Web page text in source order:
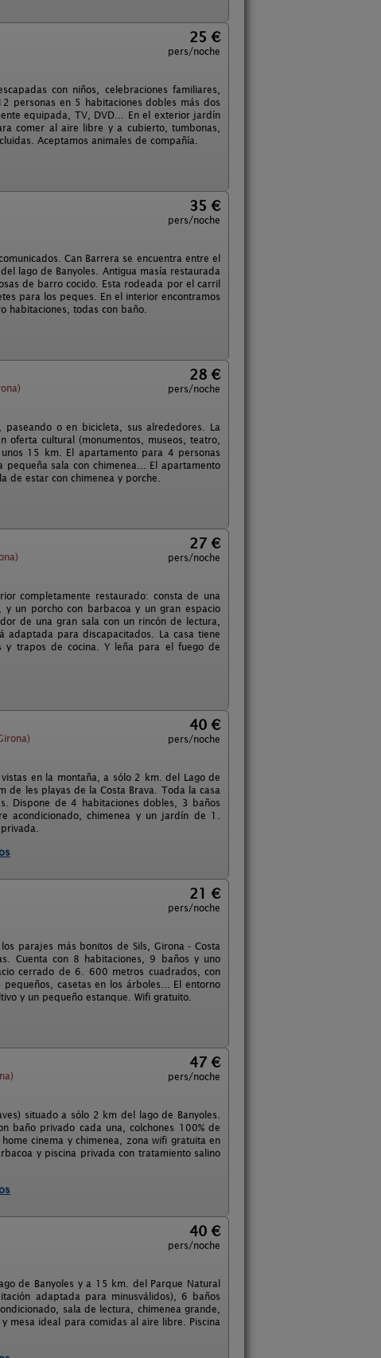
25 €
pers/noche
con niños, celebraciones familiares,
personas en 5 habitaciones dobles más dos
equipada, TV, DVD... En el exterior jardín
comer al aire libre y a cubierto, tumbonas,
Aceptamos animales de compañía.
35 €
pers/noche
Can Barrera se encuentra entre el
lago de Banyoles. Antigua masía restaurada
de barro cocido. Esta rodeada por el carril
para los peques. En el interior encontramos
habitaciones, todas con baño.
28 €
pers/noche
o en bicicleta, sus alrededores. La
oferta cultural (monumentos, museos, teatro,
15 km. El apartamento para 4 personas
sala con chimenea... El apartamento
de estar con chimenea y porche.
27 €
pers/noche
completamente restaurado: consta de una
y un porcho con barbacoa y un gran espacio
de una gran sala con un rincón de lectura,
adaptada para discapacitados. La casa tiene
y trapos de cocina. Y leña para el fuego de
40 €
pers/noche
en la montaña, a sólo 2 km. del Lago de
de les playas de la Costa Brava. Toda la casa
Dispone de 4 habitaciones dobles, 3 baños
acondicionado, chimenea y un jardín de 1.
21 €
pers/noche
parajes más bonitos de Sils, Girona - Costa
Cuenta con 8 habitaciones, 9 baños y uno
cerrado de 6. 600 metros cuadrados, con
casetas en los árboles... El entorno
y un pequeño estanque. Wifi gratuito.
47 €
pers/noche
situado a sólo 2 km del lago de Banyoles.
baño privado cada una, colchones 100% de
cinema y chimenea, zona wifi gratuita en
y piscina privada con tratamiento salino
40 €
pers/noche
de Banyoles y a 15 km. del Parque Natural
adaptada para minusválidos), 6 baños
sala de lectura, chimenea grande,
mesa ideal para comidas al aire libre. Piscina